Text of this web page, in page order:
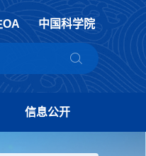
OA 中国科学院
信息公开